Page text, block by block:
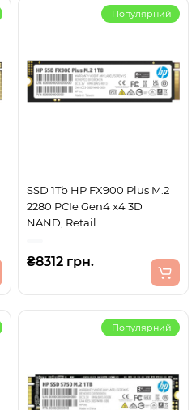
Популярний
SSD 1Tb HP FX900 Plus M.2
2280 PCIe Gen4 x4 3D
NAND, Retail
₴8312 грн.
Популярний